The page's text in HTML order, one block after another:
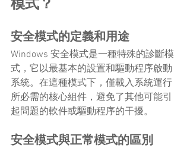
模式？
安全模式的定義和用途
Windows 安全模式是一種特殊的診斷模
式，它以最基本的設置和驅動程序啟動
系統。在這種模式下，僅載入系統運行
所必需的核心組件，避免了其他可能引
起問題的軟件或驅動程序的干擾。
安全模式與正常模式的區別